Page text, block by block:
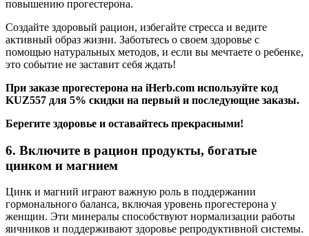
повышению прогестерона.
Создайте здоровый рацион, избегайте стресса и ведите
активный образ жизни. Заботьтесь о своем здоровье с
помощью натуральных методов, и если вы мечтаете о ребенке,
это событие не заставит себя ждать!
При заказе прогестерона на iHerb.com используйте код
KUZ557 для 5% скидки на первый и последующие заказы.
Берегите здоровье и оставайтесь прекрасными!
6. Включите в рацион продукты, богатые
цинком и магнием
Цинк и магний играют важную роль в поддержании
гормонального баланса, включая уровень прогестерона у
женщин. Эти минералы способствуют нормализации работы
яичников и поддерживают здоровье репродуктивной системы.